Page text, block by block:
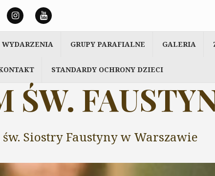
WYDARZENIA GRUPY PARAFIALNE GALERIA
STANDARDY OCHRONY DZIECI
ŚW.
Siostry Faustyny w Warszawie